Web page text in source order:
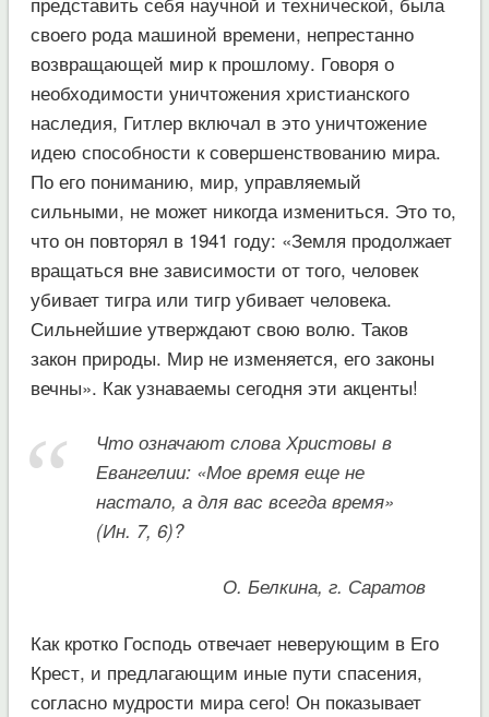
своего рода машиной времени, непрестанно
возвращающей мир к прошлому. Говоря о
необходимости уничтожения христианского
наследия, Гитлер включал в это уничтожение
идею способности к совершенствованию мира.
По его пониманию, мир, управляемый
сильными, не может никогда измениться. Это то,
что он повторял в 1941 году: «Земля продолжает
вращаться вне зависимости от того, человек
убивает тигра или тигр убивает человека.
Сильнейшие утверждают свою волю. Таков
закон природы. Мир не изменяется, его законы
вечны». Как узнаваемы сегодня эти акценты!
Что означают слова Христовы в
Евангелии: «Мое время еще не
настало, а для вас всегда время»
(Ин. 7, 6)?
О. Белкина, г. Саратов
Как кротко Господь отвечает неверующим в Его
Крест, и предлагающим иные пути спасения,
согласно мудрости мира сего! Он показывает